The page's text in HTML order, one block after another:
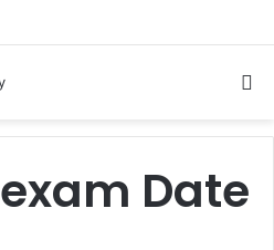
Date